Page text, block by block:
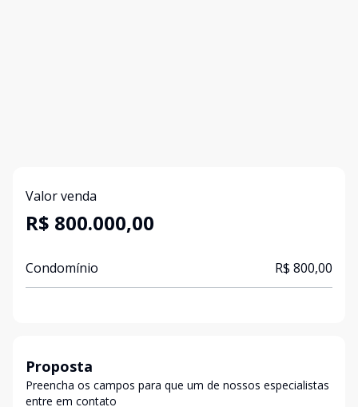
Valor venda
R$ 800.000,00
Condomínio R$ 800,00
Proposta
Preencha os campos para que um de nossos especialistas
entre em contato